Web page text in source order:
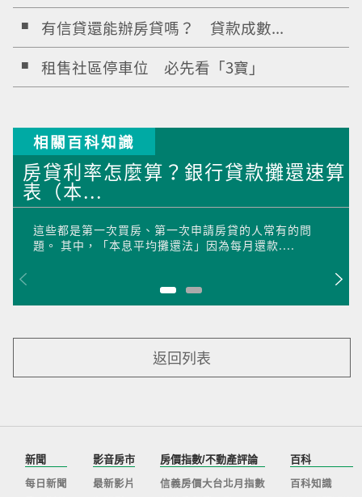
有信貸還能辦房貸嗎？ 貸款成數...
租售社區停車位 必先看「3寶」
相關百科知識
房貸利率怎麼算？銀行貸款攤還速算
表（本...
這些都是第一次買房、第一次申請房貸的人常有的問
題。 其中，「本息平均攤還法」因為每月還款....
返回列表
新聞
每日新聞
影音房市
最新影片
房價指數/不動產評論
信義房價大台北月指數
百科
百科知識